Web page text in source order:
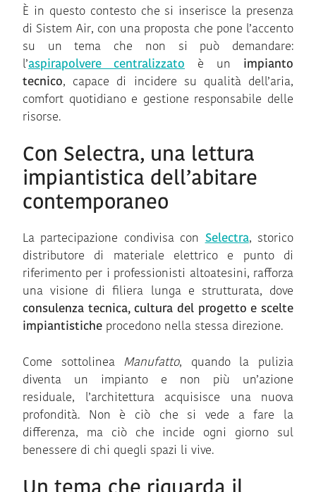
È in questo contesto che si inserisce la presenza
di Sistem Air, con una proposta che pone l’accento
su un tema che non si può demandare:
l’aspirapolvere centralizzato è un impianto
tecnico, capace di incidere su qualità dell’aria,
comfort quotidiano e gestione responsabile delle
risorse.
Con Selectra, una lettura
impiantistica dell’abitare
contemporaneo
La partecipazione condivisa con Selectra, storico
distributore di materiale elettrico e punto di
riferimento per i professionisti altoatesini, rafforza
una visione di filiera lunga e strutturata, dove
consulenza tecnica, cultura del progetto e scelte
impiantistiche procedono nella stessa direzione.
Come sottolinea Manufatto, quando la pulizia
diventa un impianto e non più un’azione
residuale, l’architettura acquisisce una nuova
profondità. Non è ciò che si vede a fare la
differenza, ma ciò che incide ogni giorno sul
benessere di chi quegli spazi li vive.